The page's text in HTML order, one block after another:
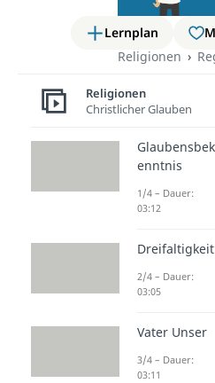
Lernplan
Religionen
Wichtige
Du fragst
Buddhisten
du hier im
Religionen
Christlicher Glauben
Glaubensbek
enntnis
1/4 – Dauer:
03:12
Dreifaltigkeit
2/4 – Dauer:
03:05
Vater Unser
3/4 – Dauer:
03:11